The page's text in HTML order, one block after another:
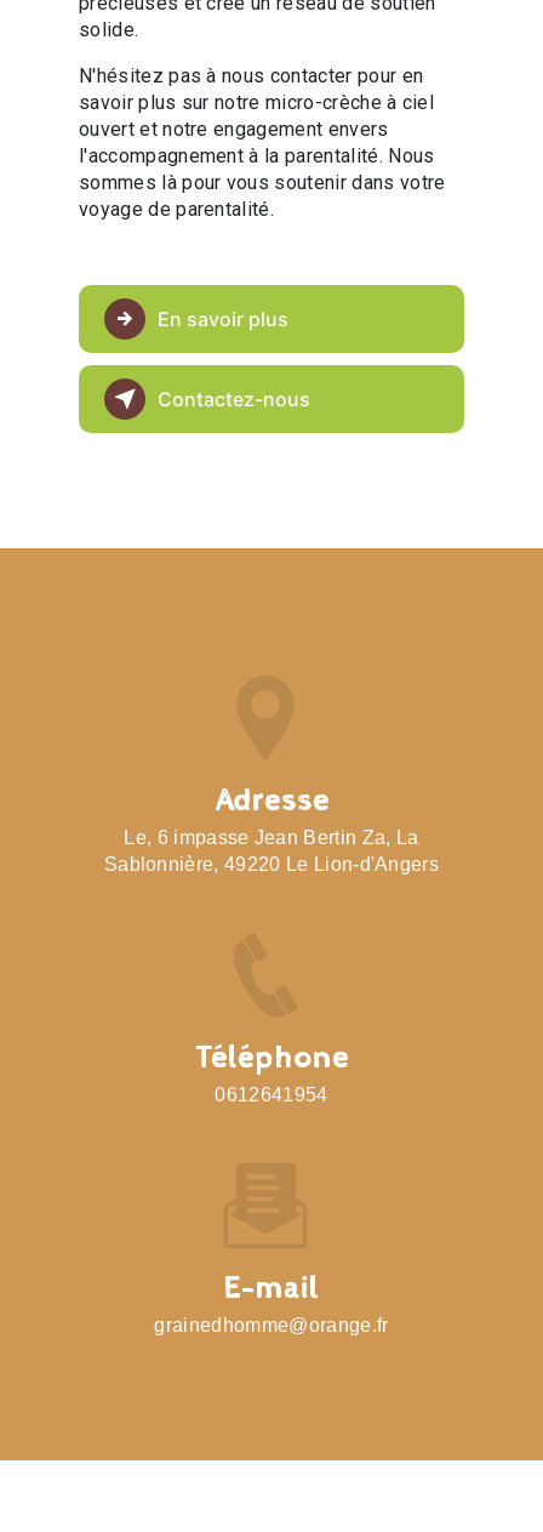
solide.
N'hésitez pas à nous contacter pour en
savoir plus sur notre micro-crèche à ciel
ouvert et notre engagement envers
l'accompagnement à la parentalité. Nous
sommes là pour vous soutenir dans votre
voyage de parentalité.
En savoir plus
Contactez-nous
Adresse
Le, 6 impasse Jean Bertin Za, La
Sablonnière, 49220 Le Lion-d'Angers
Téléphone
0612641954
E-mail
grainedhomme@orange.fr